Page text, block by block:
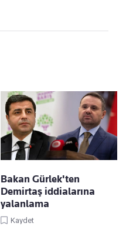
Bakan Gürlek'ten
Demirtaş iddialarına
yalanlama
Kaydet